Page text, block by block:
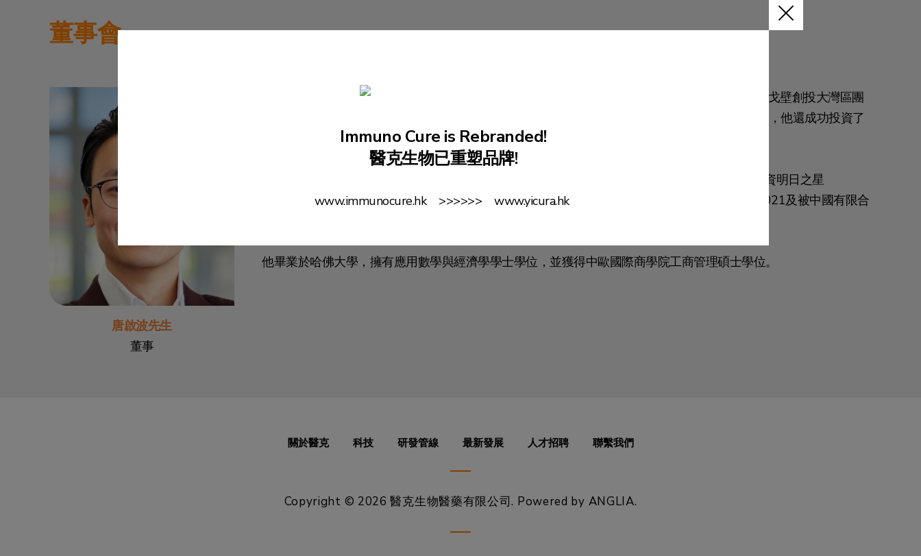
董事會
唐啟波先生
董事
唐啟波先生是戈壁創投的管理合夥人，他擁有約15年投資中國科技初創企業的經驗。他負責帶領戈壁創投大灣區團
隊，管理多個基金，其中一些與阿里巴巴創業者基金有緊密關係，并作為其唯一合作夥伴。 此外，他還成功投資了
地區內多家獨角獸公司，包括Airwallex、AutoX、Amber Group、Animoca Brands及 WeLab。
唐先生在業界屢獲殊榮，先後獲得”Silicon Dragon年度最佳風險投資人2017”、”全球25位風險投資明日之星
2019“、“全球10位新銳領袖2020” 的榮譽稱號。 他還被Tatler雜誌評選為亞洲最具影響力人士2021及被中國有限合
他畢業於哈佛大學，擁有應用數學與經濟學學士學位，並獲得中歐國際商學院工商管理碩士學位。
關於醫克 科技 研發管線 最新發展 人才招聘 聯繫我們
Copyright © 2026 醫克生物醫藥有限公司. Powered by ANGLIA.
Immuno Cure is Rebranded!
醫克生物已重塑品牌!
www.immunocure.hk >>>>>> www.yicura.hk